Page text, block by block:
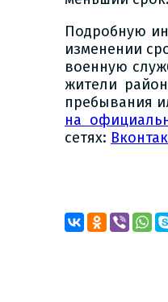
Подробную
изменении
военную
жители
пребывания
на
сетях: